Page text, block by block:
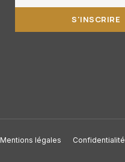
S'INSCRIRE
Mentions légales Confidentialité